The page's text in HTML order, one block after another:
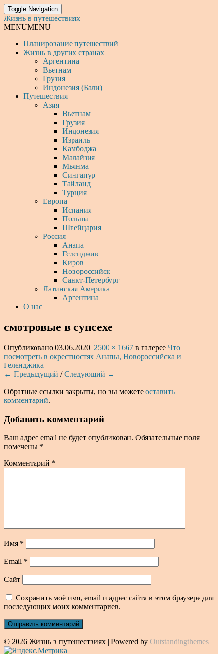
Toggle Navigation
Жизнь в путешествиях
MENUMENU
Планирование путешествий
Жизнь в других странах
Аргентина
Вьетнам
Грузия
Индонезия (Бали)
Путешествия
Азия
Вьетнам
Грузия
Индонезия
Израиль
Камбоджа
Малайзия
Мьянма
Сингапур
Тайланд
Турция
Европа
Испания
Польша
Швейцария
Россия
Анапа
Геленджик
Киров
Новороссийск
Санкт-Петербург
Латинская Америка
Аргентина
О нас
смотровые в супсехе
Опубликовано 03.06.2020, 2500 × 1667 в галерее Что
посмотреть в окрестностях Анапы, Новороссийска и
Геленджика
← Предыдущий /Следующий →
Обратные ссылки закрыты, но вы можете оставить
комментарий.
Добавить комментарий
Ваш адрес email не будет опубликован. Обязательные поля
помечены *
Комментарий *
Имя *
Email *
Сайт
Сохранить моё имя, email и адрес сайта в этом браузере для
последующих моих комментариев.
© 2026 Жизнь в путешествиях | Powered by Outstandingthemes